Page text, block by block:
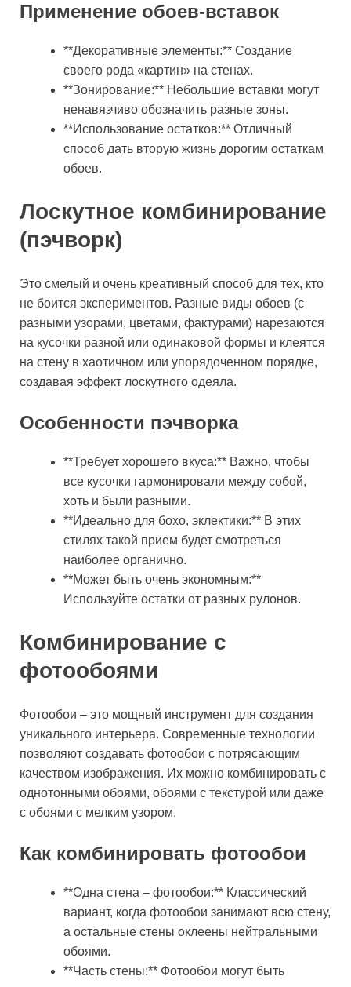
Применение обоев-вставок
**Декоративные элементы:** Создание
своего рода «картин» на стенах.
**Зонирование:** Небольшие вставки могут
ненавязчиво обозначить разные зоны.
**Использование остатков:** Отличный
способ дать вторую жизнь дорогим остаткам
обоев.
Лоскутное комбинирование
(пэчворк)
Это смелый и очень креативный способ для тех, кто
не боится экспериментов. Разные виды обоев (с
разными узорами, цветами, фактурами) нарезаются
на кусочки разной или одинаковой формы и клеятся
на стену в хаотичном или упорядоченном порядке,
создавая эффект лоскутного одеяла.
Особенности пэчворка
**Требует хорошего вкуса:** Важно, чтобы
все кусочки гармонировали между собой,
хоть и были разными.
**Идеально для бохо, эклектики:** В этих
стилях такой прием будет смотреться
наиболее органично.
**Может быть очень экономным:**
Используйте остатки от разных рулонов.
Комбинирование с
фотообоями
Фотообои – это мощный инструмент для создания
уникального интерьера. Современные технологии
позволяют создавать фотообои с потрясающим
качеством изображения. Их можно комбинировать с
однотонными обоями, обоями с текстурой или даже
с обоями с мелким узором.
Как комбинировать фотообои
**Одна стена – фотообои:** Классический
вариант, когда фотообои занимают всю стену,
а остальные стены оклеены нейтральными
обоями.
**Часть стены:** Фотообои могут быть